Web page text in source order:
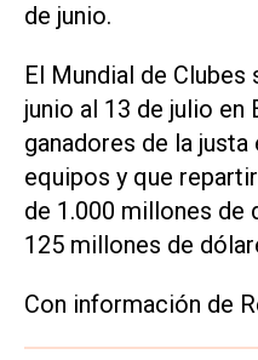
de junio.
El Mundial de Clubes
junio al 13 de julio en
ganadores de la
equipos y que
de 1.000 millones de
125 millones de
Con información de